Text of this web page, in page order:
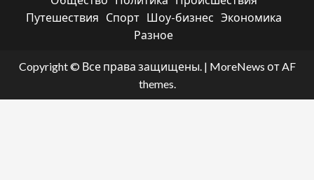
Путешествия
Спорт Шоу-бизнес Экономика
Разное
Copyright © Все права защищены. | MoreNews от AF
themes.